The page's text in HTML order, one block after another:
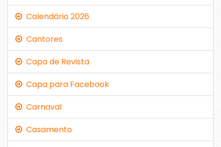
Calendário 2026
Cantores
Capa de Revista
Capa para Facebook
Carnaval
Casamento